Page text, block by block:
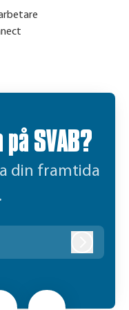
SVAB?
din framtida